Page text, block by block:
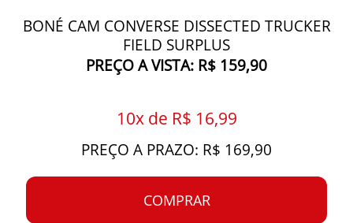
BONÉ CAM CONVERSE DISSECTED TRUCKER
FIELD SURPLUS
PREÇO A VISTA: R$ 159,90
10x de R$ 16,99
PREÇO A PRAZO: R$ 169,90
COMPRAR